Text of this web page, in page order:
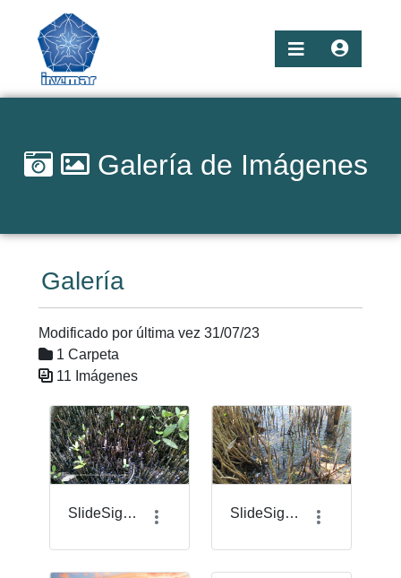
Galería de Imágenes
Galería
Modificado por última vez 31/07/23
1 Carpeta
11 Imágenes
SlideSigma_21.png SlideSigma_7.png